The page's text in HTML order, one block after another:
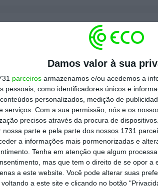
Damos valor à sua
parceiros armazenamos e/ou acedemos a
pessoais, como identificadores únicos e
personalizados, medição de
serviços. Com a sua permissão, nós e os
precisos através da procura de
nossa parte e pela parte dos nossos 1731
a informações mais pormenorizadas e
Tenha em atenção que algum
mas que tem o direito de se opor a
a este website. Você pode alterar suas
a este site e clicando no botão
Salário mínimo acima dos
14 Setembro 2018
à frente do PSD pode
patrões lamentam mais
13 Dezembro 2017